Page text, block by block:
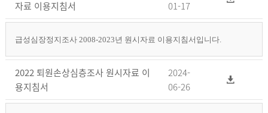
자료 이용지침서
01-17
급성심장정지조사 2008-2023년 원시자료 이용지침서입니다.
2022 퇴원손상심층조사 원시자료 이
용지침서
2024-
06-26